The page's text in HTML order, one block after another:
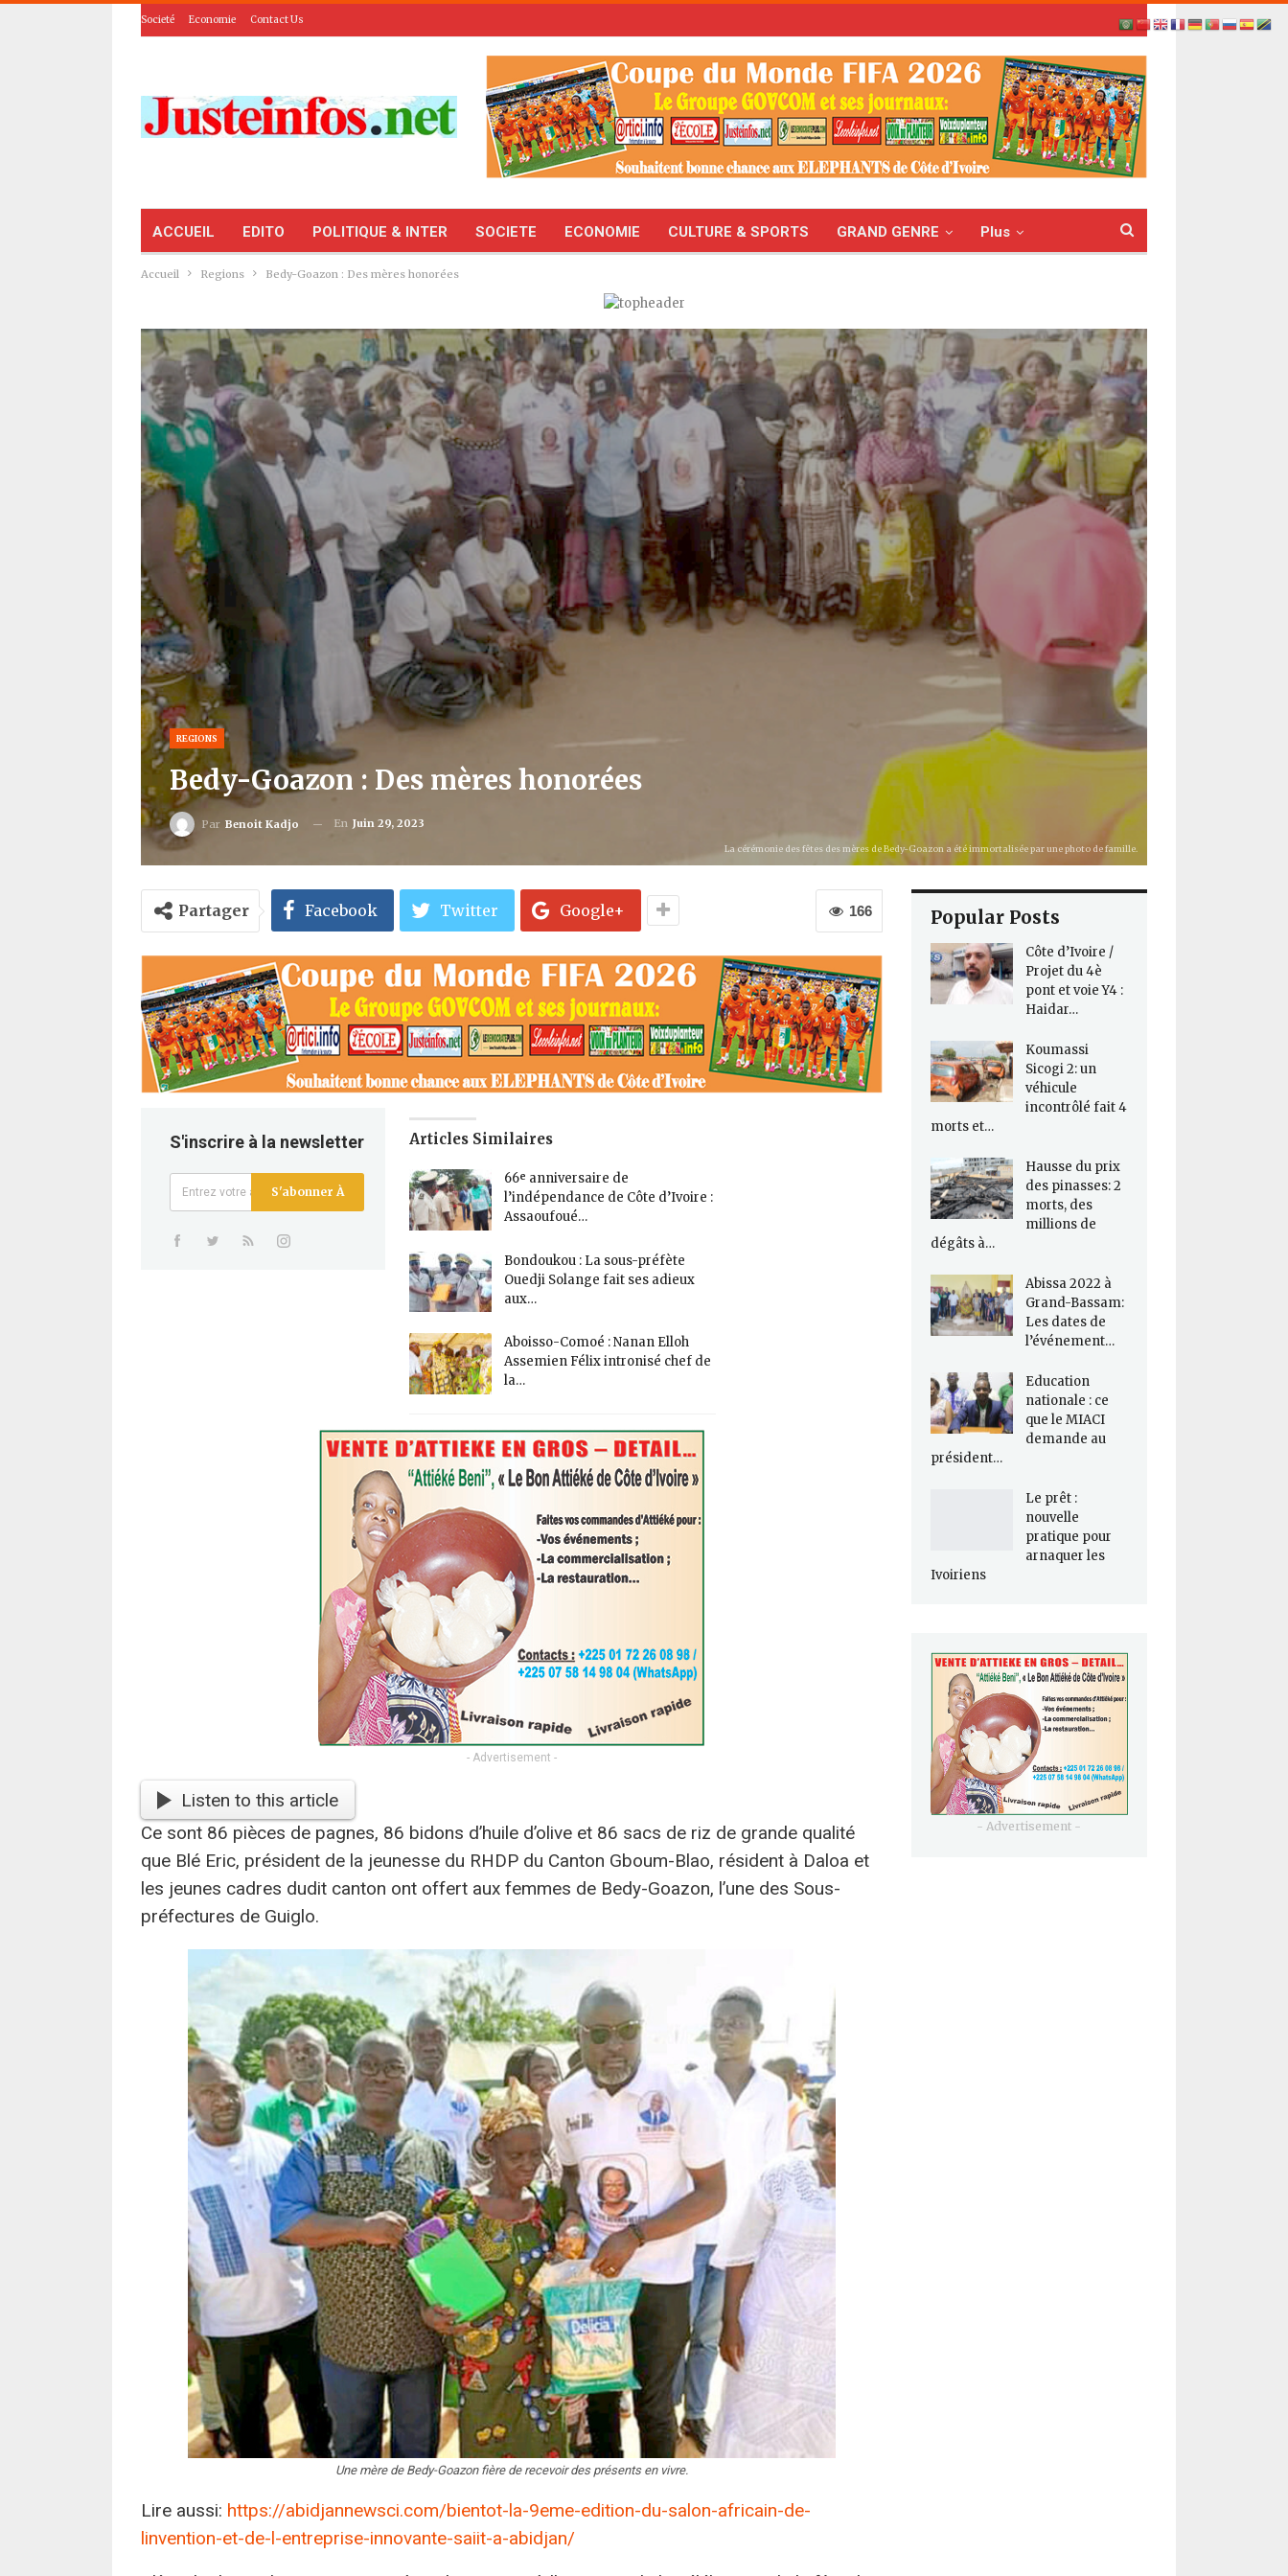
Societé Economie Contact Us
ACCUEIL EDITO POLITIQUE & INTER SOCIETE ECONOMIE CULTURE & SPORTS GRAND GENRE Plus
Accueil Regions Bedy-Goazon : Des mères honorées
REGIONS
Bedy-Goazon : Des mères honorées
Par Benoit Kadjo En Juin 29, 2023
La cérémonie des fêtes des mères de Bedy-Goazon a été immortalisée par une photo de famille.
166
Partager Facebook Twitter Google+
S'inscrire à la newsletter
S'abonner À
Articles Similaires
66ᵉ anniversaire de
l’indépendance de Côte d’Ivoire :
Assaoufoué…
Bondoukou : La sous-préfète
Ouedji Solange fait ses adieux
aux…
Aboisso-Comoé : Nanan Elloh
Assemien Félix intronisé chef de
la…
- Advertisement -
Listen to this article
Ce sont 86 pièces de pagnes, 86 bidons d’huile d’olive et 86 sacs de riz de grande qualité
que Blé Eric, président de la jeunesse du RHDP du Canton Gboum-Blao, résident à Daloa et
les jeunes cadres dudit canton ont offert aux femmes de Bedy-Goazon, l’une des Sous-
préfectures de Guiglo.
Une mère de Bedy-Goazon fière de recevoir des présents en vivre.
Lire aussi: https://abidjannewsci.com/bientot-la-9eme-edition-du-salon-africain-de-
linvention-et-de-l-entreprise-innovante-saiit-a-abidjan/
Popular Posts
Côte d’Ivoire /
Projet du 4è
pont et voie Y4 :
Haidar…
Koumassi
Sicogi 2: un
véhicule
incontrôlé fait 4
morts et…
Hausse du prix
des pinasses: 2
morts, des
millions de
dégâts à…
Abissa 2022 à
Grand-Bassam:
Les dates de
l’événement…
Education
nationale : ce
que le MIACI
demande au
président…
Le prêt :
nouvelle
pratique pour
arnaquer les
Ivoiriens
- Advertisement -